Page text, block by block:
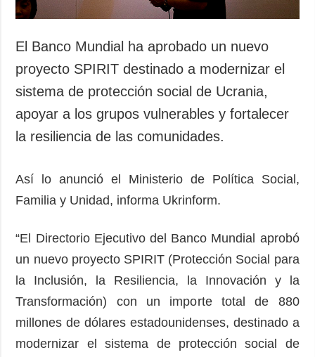
El Banco Mundial ha aprobado un nuevo
proyecto SPIRIT destinado a modernizar el
sistema de protección social de Ucrania,
apoyar a los grupos vulnerables y fortalecer
la resiliencia de las comunidades.
Así lo anunció el Ministerio de Política Social,
Familia y Unidad, informa Ukrinform.
“El Directorio Ejecutivo del Banco Mundial aprobó
un nuevo proyecto SPIRIT (Protección Social para
la Inclusión, la Resiliencia, la Innovación y la
Transformación) con un importe total de 880
millones de dólares estadounidenses, destinado a
modernizar el sistema de protección social de